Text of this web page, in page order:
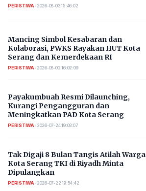
PERISTIWA• 2026-08-03 15:46:02
Mancing Simbol Kesabaran dan
Kolaborasi, PWKS Rayakan HUT Kota
Serang dan Kemerdekaan RI
PERISTIWA• 2026-08-02 16:02:09
Payakumbuah Resmi Dilaunching,
Kurangi Pengangguran dan
Meningkatkan PAD Kota Serang
PERISTIWA• 2026-07-24 19:03:07
​Tak Digaji 8 Bulan Tangis Atilah Warga
Kota Serang TKI di Riyadh Minta
Dipulangkan
PERISTIWA• 2026-07-22 19:54:42